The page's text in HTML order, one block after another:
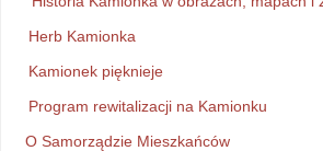
Herb Kamionka
Kamionek pięknieje
Program rewitalizacji na Kamionku
O Samorządzie Mieszkańców